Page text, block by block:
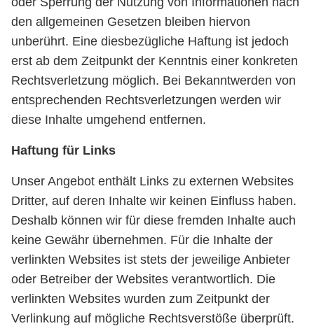
den allgemeinen Gesetzen bleiben hiervon
unberührt. Eine diesbezügliche Haftung ist jedoch
erst ab dem Zeitpunkt der Kenntnis einer konkreten
Rechtsverletzung möglich. Bei Bekanntwerden von
entsprechenden Rechtsverletzungen werden wir
diese Inhalte umgehend entfernen.
Haftung für Links
Unser Angebot enthält Links zu externen Websites
Dritter, auf deren Inhalte wir keinen Einfluss haben.
Deshalb können wir für diese fremden Inhalte auch
keine Gewähr übernehmen. Für die Inhalte der
verlinkten Websites ist stets der jeweilige Anbieter
oder Betreiber der Websites verantwortlich. Die
verlinkten Websites wurden zum Zeitpunkt der
Verlinkung auf mögliche Rechtsverstöße überprüft.